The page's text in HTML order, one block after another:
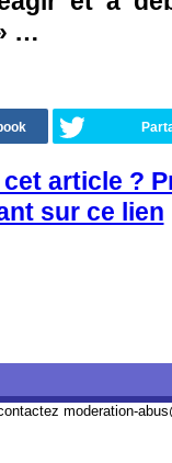
…
article ?
sur ce lien
moderation-